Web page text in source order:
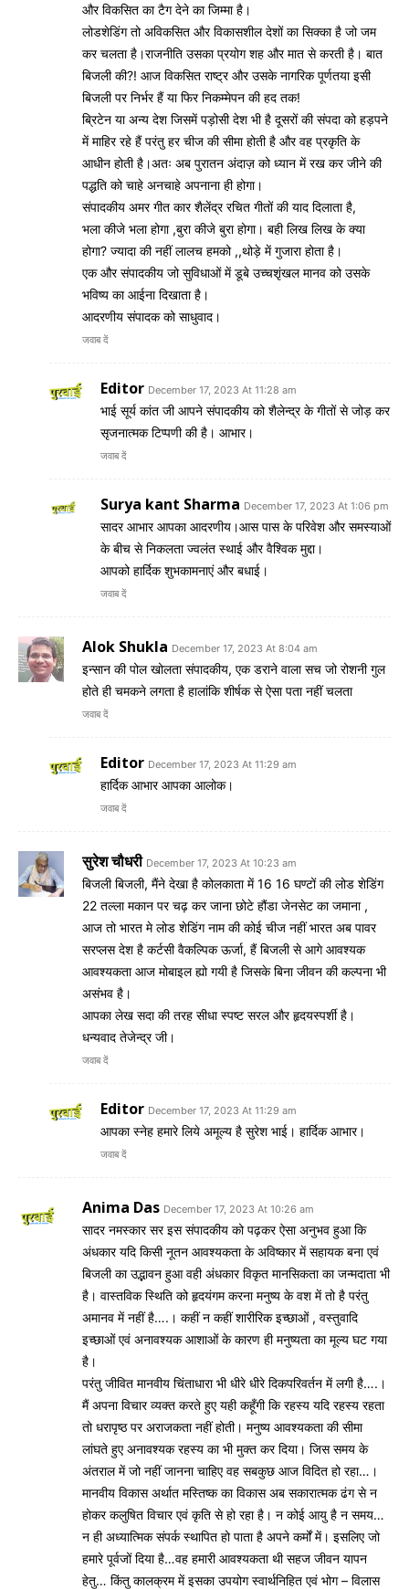
और विकसित का टैग देने का जिम्मा है।
लोडशेडिंग तो अविकसित और विकासशील देशों का सिक्का है जो जम
कर चलता है।राजनीति उसका प्रयोग शह और मात से करती है। बात
बिजली की?! आज विकसित राष्ट्र और उसके नागरिक पूर्णतया इसी
बिजली पर निर्भर हैं या फिर निकम्मेपन की हद तक!
ब्रिटेन या अन्य देश जिसमें पड़ोसी देश भी है दूसरों की संपदा को हड़पने
में माहिर रहे हैं परंतु हर चीज की सीमा होती है और वह प्रकृति के
आधीन होती है।अतः अब पुरातन अंदाज़ को ध्यान में रख कर जीने की
पद्धति को चाहे अनचाहे अपनाना ही होगा।
संपादकीय अमर गीत कार शैलेंद्र रचित गीतों की याद दिलाता है,
भला कीजे भला होगा ,बुरा कीजे बुरा होगा। बही लिख लिख के क्या
होगा? ज्यादा की नहीं लालच हमको ,,थोड़े में गुजारा होता है।
एक और संपादकीय जो सुविधाओं में डूबे उच्चशृंखल मानव को उसके
भविष्य का आईना दिखाता है।
आदरणीय संपादक को साधुवाद।
जवाब दें
Editor December 17, 2023 At 11:28 am
भाई सूर्य कांत जी आपने संपादकीय को शैलेन्द्र के गीतों से जोड़ कर
सृजनात्मक टिप्पणी की है। आभार।
जवाब दें
Surya kant Sharma December 17, 2023 At 1:06 pm
सादर आभार आपका आदरणीय।आस पास के परिवेश और समस्याओं
के बीच से निकलता ज्वलंत स्थाई और वैश्विक मुद्दा।
आपको हार्दिक शुभकामनाएं और बधाई।
जवाब दें
Alok Shukla December 17, 2023 At 8:04 am
इन्सान की पोल खोलता संपादकीय, एक डराने वाला सच जो रोशनी गुल
होते ही चमकने लगता है हालांकि शीर्षक से ऐसा पता नहीं चलता
जवाब दें
Editor December 17, 2023 At 11:29 am
हार्दिक आभार आपका आलोक।
जवाब दें
सुरेश चौधरी December 17, 2023 At 10:23 am
बिजली बिजली, मैंने देखा है कोलकाता में 16 16 घण्टों की लोड शेडिंग
22 तल्ला मकान पर चढ़ कर जाना छोटे हौंडा जेनसेट का जमाना ,
आज तो भारत मे लोड शेडिंग नाम की कोई चीज नहीं भारत अब पावर
सरप्लस देश है कर्टसी वैकल्पिक ऊर्जा, हैं बिजली से आगे आवश्यक
आवश्यकता आज मोबाइल ह्यो गयी है जिसके बिना जीवन की कल्पना भी
असंभव है।
आपका लेख सदा की तरह सीधा स्पष्ट सरल और हृदयस्पर्शी है।
धन्यवाद तेजेन्द्र जी।
जवाब दें
Editor December 17, 2023 At 11:29 am
आपका स्नेह हमारे लिये अमूल्य है सुरेश भाई। हार्दिक आभार।
जवाब दें
Anima Das December 17, 2023 At 10:26 am
सादर नमस्कार सर इस संपादकीय को पढ़कर ऐसा अनुभव हुआ कि
अंधकार यदि किसी नूतन आवश्यकता के अविष्कार में सहायक बना एवं
बिजली का उद्भावन हुआ वही अंधकार विकृत मानसिकता का जन्मदाता भी
है। वास्तविक स्थिति को हृदयंगम करना मनुष्य के वश में तो है परंतु
अमानव में नहीं है….। कहीं न कहीं शारीरिक इच्छाओं , वस्तुवादि
इच्छाओं एवं अनावश्यक आशाओं के कारण ही मनुष्यता का मूल्य घट गया
है।
परंतु जीवित मानवीय चिंताधारा भी धीरे धीरे दिकपरिवर्तन में लगी है….।
मैं अपना विचार व्यक्त करते हुए यही कहूँगी कि रहस्य यदि रहस्य रहता
तो धरापृष्ठ पर अराजकता नहीं होती। मनुष्य आवश्यकता की सीमा
लांघते हुए अनावश्यक रहस्य का भी मुक्त कर दिया। जिस समय के
अंतराल में जो नहीं जानना चाहिए वह सबकुछ आज विदित हो रहा…।
मानवीय विकास अर्थात मस्तिष्क का विकास अब सकारात्मक ढंग से न
होकर कलुषित विचार एवं कृति से हो रहा है। न कोई आयु है न समय…
न ही अध्यात्मिक संपर्क स्थापित हो पाता है अपने कर्मों में। इसलिए जो
हमारे पूर्वजों दिया है…वह हमारी आवश्यकता थी सहज जीवन यापन
हेतु… किंतु कालक्रम में इसका उपयोग स्वार्थनिहित एवं भोग – विलास